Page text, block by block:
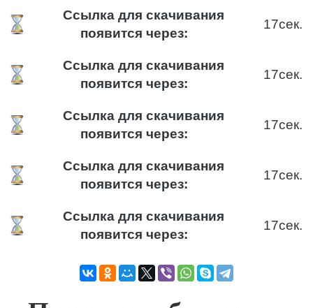
Ссылка для скачивания
появится через:
17сек.
Ссылка для скачивания
появится через:
17сек.
Ссылка для скачивания
появится через:
17сек.
Ссылка для скачивания
появится через:
17сек.
Ссылка для скачивания
появится через:
17сек.